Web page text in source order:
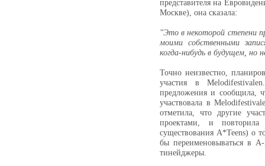
представителя на
Москве), она сказала:
"Это в некоторой степени
моими собственными
когда-нибудь в будущем, но
Точно неизвестно,
участия в
предложения и сообщила,
участвовала в
отметила, что другие
проектами, и
существования A*Teens) о
бы переименовываться в
тинейджеры.